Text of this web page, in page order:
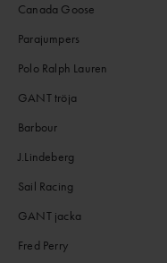
Canada Goose
Parajumpers
Polo Ralph Lauren
GANT tröja
Barbour
J.Lindeberg
Sail Racing
GANT jacka
Fred Perry